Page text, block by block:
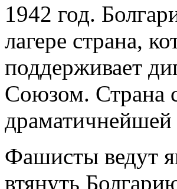
1942 год.
лагере страна,
поддерживает
Союзом. Страна
Фашисты ведут
втянуть